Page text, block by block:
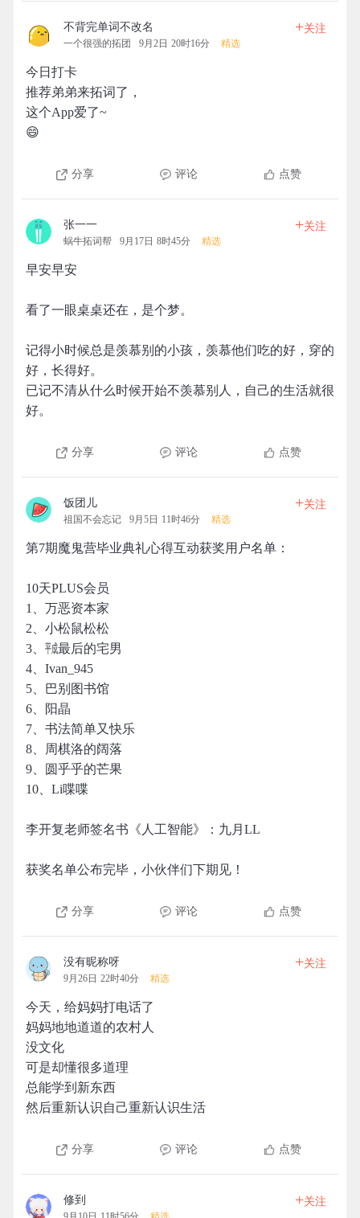
不背完单词不改名
一个很强的拓团 9月2日 20时16分 精选
+关注
今日打卡
推荐弟弟来拓词了，
这个App爱了~
😄
分享 评论 点赞
张一一
蜗牛拓词帮 9月17日 8时45分 精选
+关注
早安早安
看了一眼桌桌还在，是个梦。
记得小时候总是羡慕别的小孩，羡慕他们吃的好，穿的
好，长得好。
已记不清从什么时候开始不羡慕别人，自己的生活就很
好。
分享 评论 点赞
饭团儿
祖国不会忘记 9月5日 11时46分 精选
+关注
第7期魔鬼营毕业典礼心得互动获奖用户名单：
10天PLUS会员
1、万恶资本家
2、小松鼠松松
3、㍻最后的宅男
4、Ivan_945
5、巴别图书馆
6、阳晶
7、书法简单又快乐
8、周棋洛的阔落
9、圆乎乎的芒果
10、Li喋喋
李开复老师签名书《人工智能》：九月LL
获奖名单公布完毕，小伙伴们下期见！
分享 评论 点赞
没有昵称呀
9月26日 22时40分 精选
+关注
今天，给妈妈打电话了
妈妈地地道道的农村人
没文化
可是却懂很多道理
总能学到新东西
然后重新认识自己重新认识生活
分享 评论 点赞
修到 +关注